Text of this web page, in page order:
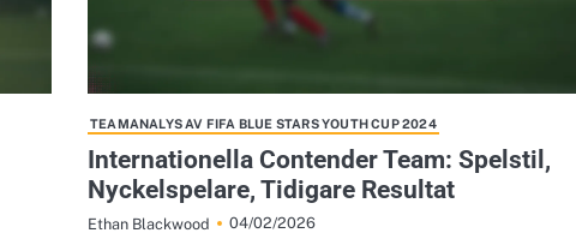
TEAMANALYS AV FIFA BLUE STARS YOUTH CUP 2024
Internationella Contender Team: Spelstil,
Nyckelspelare, Tidigare Resultat
Ethan Blackwood 04/02/2026